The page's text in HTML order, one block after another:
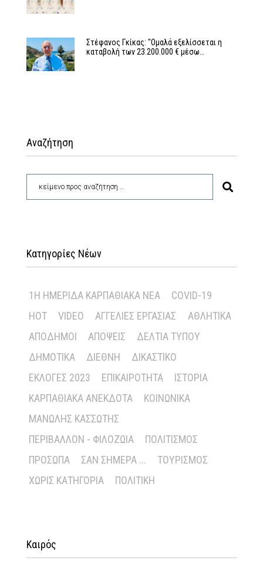
Στέφανος Γκίκας: "Ομαλά εξελίσσεται η
καταβολή των 23.200.000 € μέσω…
Αναζήτηση
Κατηγορίες Νέων
1Η ΗΜΕΡΊΔΑ ΚΑΡΠΑΘΙΑΚΆ ΝΈΑ
COVID-19
HOT
VIDEO ΑΓΓΕΛΊΕΣ ΕΡΓΑΣΊΑΣ
ΑΘΛΗΤΙΚΆ
ΑΠΌΔΗΜΟΙ
ΑΠΌΨΕΙΣ
ΔΕΛΤΊΑ ΤΎΠΟΥ
ΔΗΜΟΤΙΚΆ
ΔΙΕΘΝΉ
ΔΙΚΑΣΤΙΚΌ
ΕΚΛΟΓΈΣ 2023
ΕΠΙΚΑΙΡΌΤΗΤΑ
ΙΣΤΟΡΊΑ
ΚΑΡΠΑΘΙΑΚΆ ΑΝΈΚΔΟΤΑ
ΚΟΙΝΩΝΙΚΆ
ΜΑΝΏΛΗΣ ΚΑΣΣΏΤΗΣ
ΠΕΡΙΒΆΛΛΟΝ - ΦΙΛΟΖΩΊΑ
ΠΟΛΙΤΙΣΜΌΣ
ΠΡΌΣΩΠΑ
ΣΑΝ ΣΉΜΕΡΑ ...
ΤΟΥΡΙΣΜΌΣ
ΧΩΡΊΣ ΚΑΤΗΓΟΡΊΑ
ΠΟΛΙΤΙΚΉ
Καιρός